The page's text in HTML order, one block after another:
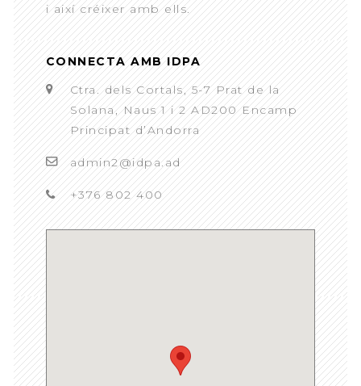
i així créixer amb ells.
CONNECTA AMB IDPA
Ctra. dels Cortals, 5-7 Prat de la
Solana, Naus 1 i 2 AD200 Encamp
Principat d’Andorra
admin2@idpa.ad
+376 802 400